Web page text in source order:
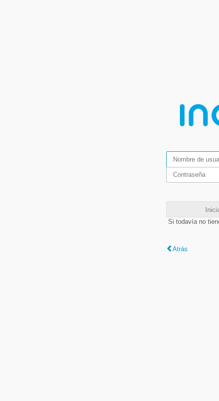
Si todavía no
Atrás